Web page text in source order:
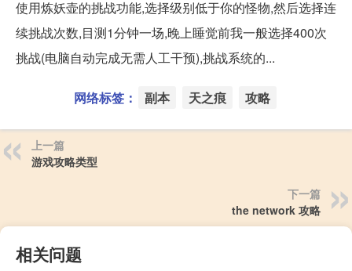
使用炼妖壶的挑战功能,选择级别低于你的怪物,然后选择连
续挑战次数,目测1分钟一场,晚上睡觉前我一般选择400次
挑战(电脑自动完成无需人工干预),挑战系统的...
网络标签： 副本 天之痕 攻略
上一篇
游戏攻略类型
下一篇
the network 攻略
相关问题